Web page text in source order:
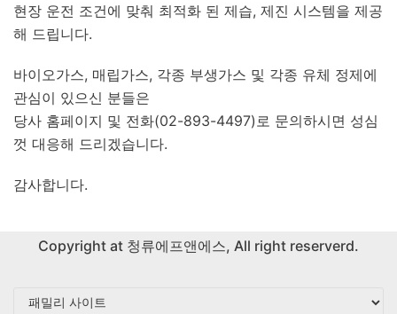
현장 운전 조건에 맞춰 최적화 된 제습, 제진 시스템을 제공
해 드립니다.
바이오가스, 매립가스, 각종 부생가스 및 각종 유체 정제에
관심이 있으신 분들은
당사 홈페이지 및 전화(02-893-4497)로 문의하시면 성심
껏 대응해 드리겠습니다.
감사합니다.
Copyright at 청류에프앤에스, All right reserverd.